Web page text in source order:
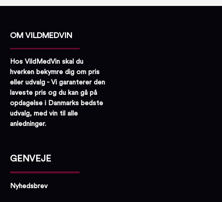
OM VILDMEDVIN
Hos VildMedVin skal du
hverken bekymre dig om pris
eller udvalg - Vi garanterer den
laveste pris og du kan gå på
opdagelse i Danmarks bedste
udvalg, med vin til alle
anledninger.
GENVEJE
Nyhedsbrev